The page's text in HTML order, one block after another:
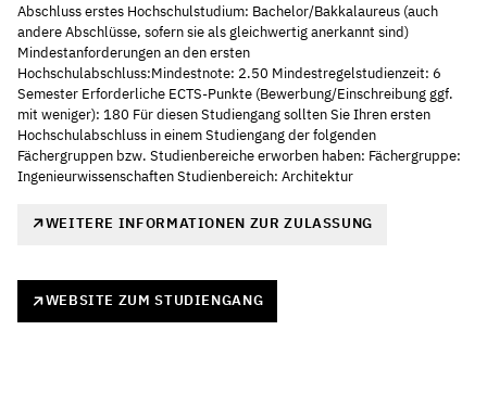
Abschluss erstes Hochschulstudium: Bachelor/Bakkalaureus (auch
andere Abschlüsse, sofern sie als gleichwertig anerkannt sind)
Mindestanforderungen an den ersten
Hochschulabschluss:Mindestnote: 2.50 Mindestregelstudienzeit: 6
Semester Erforderliche ECTS-Punkte (Bewerbung/Einschreibung ggf.
mit weniger): 180 Für diesen Studiengang sollten Sie Ihren ersten
Hochschulabschluss in einem Studiengang der folgenden
Fächergruppen bzw. Studienbereiche erworben haben: Fächergruppe:
Ingenieurwissenschaften Studienbereich: Architektur
WEITERE INFORMATIONEN ZUR ZULASSUNG
WEBSITE ZUM STUDIENGANG